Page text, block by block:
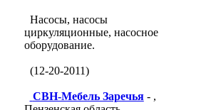
Насосы, насосы
циркуляционные, насосное
оборудование.
(12-20-2011)
СВН-Мебель Заречья- ,